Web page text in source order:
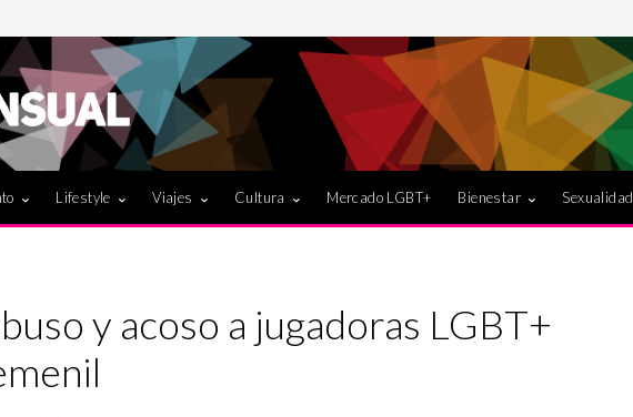
Lifestyle Viajes Cultura Mercado LGBT+ Bienestar Sexualidad
y acoso a jugadoras LGBT+